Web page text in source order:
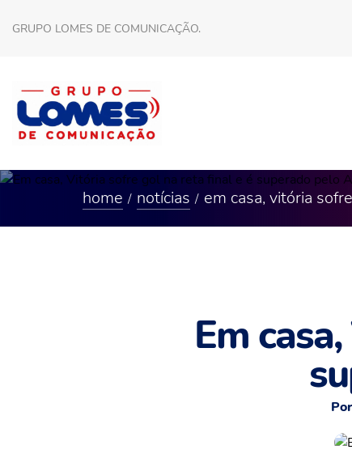
GRUPO LOMES DE COMUNICAÇÃO.
home notícias em casa, vitória
Em